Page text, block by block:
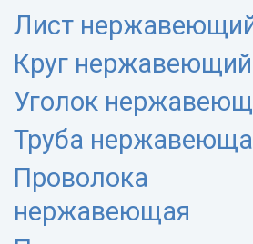
Лист
Круг нержавеющий
Уголок
Труба
Проволока
нержавеющая